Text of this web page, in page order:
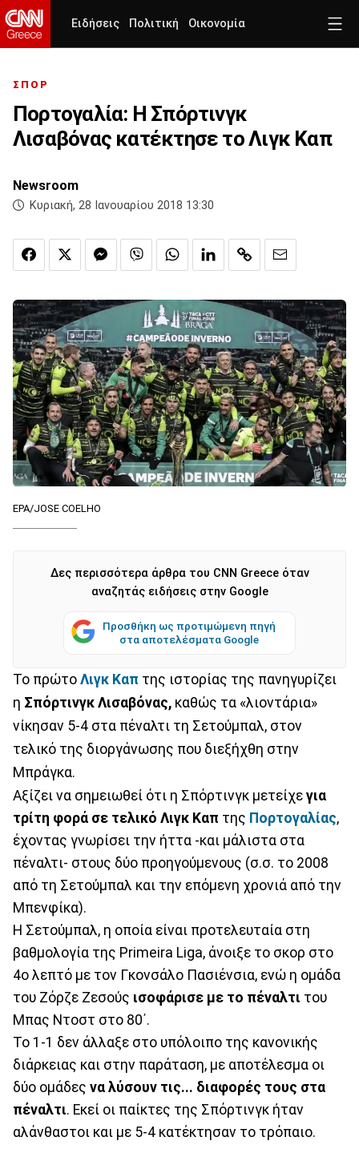
Ειδήσεις Πολιτική Οικονομία
ΣΠΟΡ
Πορτογαλία: Η Σπόρτινγκ
Λισαβόνας κατέκτησε το Λιγκ Καπ
Newsroom
Κυριακή, 28 Ιανουαρίου 2018 13:30
EPA/JOSE COELHO
Δες περισσότερα άρθρα του CNN Greece όταν
αναζητάς ειδήσεις στην Google
Προσθήκη ως προτιμώμενη πηγή
στα αποτελέσματα Google
Το πρώτο Λιγκ Καπ της ιστορίας της πανηγυρίζει
η Σπόρτινγκ Λισαβόνας, καθώς τα «λιοντάρια»
νίκησαν 5-4 στα πέναλτι τη Σετούμπαλ, στον
τελικό της διοργάνωσης που διεξήχθη στην
Μπράγκα.
Αξίζει να σημειωθεί ότι η Σπόρτινγκ μετείχε για
τρίτη φορά σε τελικό Λιγκ Καπ της Πορτογαλίας,
έχοντας γνωρίσει την ήττα -και μάλιστα στα
πέναλτι- στους δύο προηγούμενους (σ.σ. το 2008
από τη Σετούμπαλ και την επόμενη χρονιά από την
Μπενφίκα).
Η Σετούμπαλ, η οποία είναι προτελευταία στη
βαθμολογία της Primeira Liga, άνοιξε το σκορ στο
4ο λεπτό με τον Γκονσάλο Πασιένσια, ενώ η ομάδα
του Ζόρζε Ζεσούς ισοφάρισε με το πέναλτι του
Μπας Ντοστ στο 80΄.
Το 1-1 δεν άλλαξε στο υπόλοιπο της κανονικής
διάρκειας και στην παράταση, με αποτέλεσμα οι
δύο ομάδες να λύσουν τις... διαφορές τους στα
πέναλτι. Εκεί οι παίκτες της Σπόρτινγκ ήταν
αλάνθαστοι και με 5-4 κατέκτησαν το τρόπαιο.